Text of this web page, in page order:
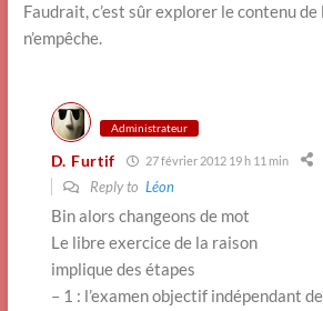
Faudrait, c’est sûr explorer le contenu
n’empêche.
Administrateur
D. Furtif 27 février 2012 19 h 11 min
Reply to Léon
Bin alors changeons de mot
Le libre exercice de la raison
implique des étapes
– 1 : l’examen objectif indépendant